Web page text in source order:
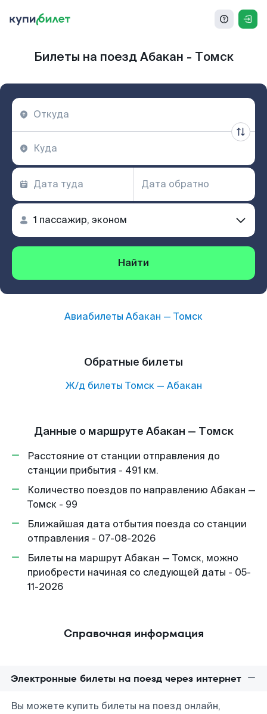
Билеты на поезд Абакан - Томск
Найти
Авиабилеты Абакан — Томск
Обратные билеты
Ж/д билеты Томск— Абакан
Данные о маршруте Абакан — Томск
Расстояние от станции отправления до
станции прибытия - 491 км.
Количество поездов по направлению Абакан —
Томск - 99
Ближайшая дата отбытия поезда со станции
отправления - 07-08-2026
Билеты на маршрут Абакан — Томск, можно
приобрести начиная со следующей даты - 05-
11-2026
Справочная информация
Электронные билеты на поезд через интернет
Вы можете купить билеты на поезд онлайн,